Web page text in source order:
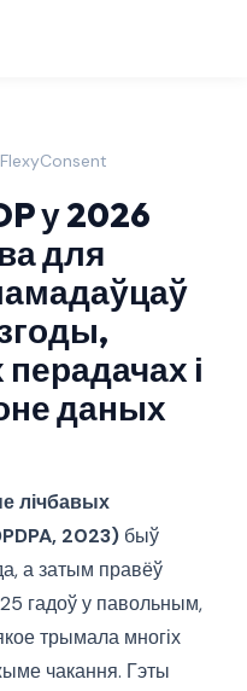
у 2026
для
і
даных
лічбавых
2023) быў
а затым правёў
гадоў у павольным,
трымала многіх
чакання. Гэты